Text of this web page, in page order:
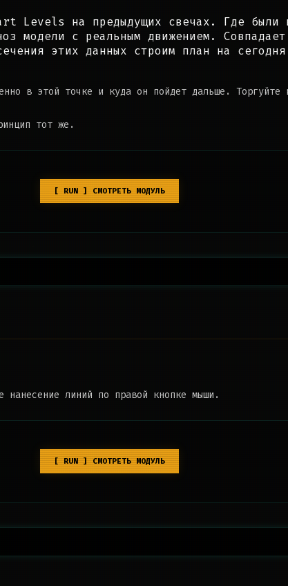
Levels на предыдущих свечах. Где были
модели с реальным движением.
этих данных строим план на
в этой точке и куда он пойдет дальше.
тот же.
[ RUN ] СМОТРЕТЬ МОДУЛЬ
нанесение линий по правой кнопке мыши.
[ RUN ] СМОТРЕТЬ МОДУЛЬ